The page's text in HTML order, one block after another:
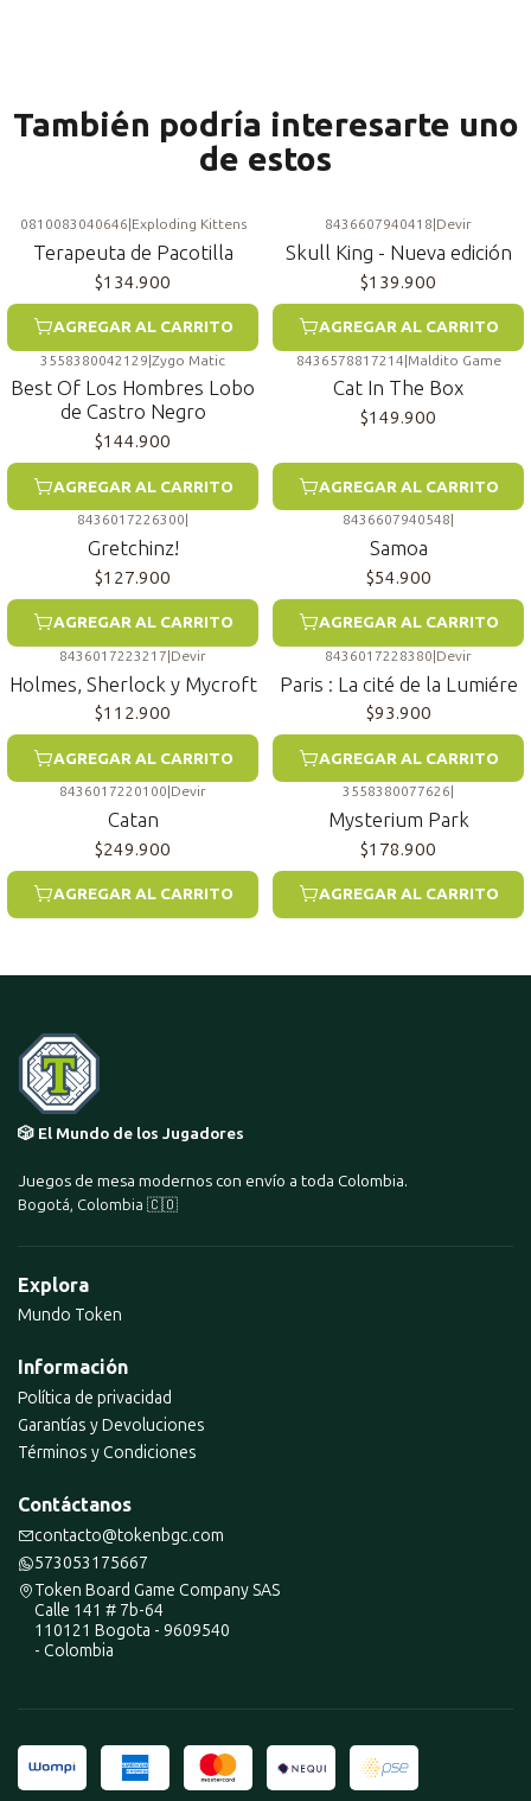
También podría interesarte uno
de estos
0810083040646 Exploding Kittens
Terapeuta de Pacotilla
$134.900
AGREGAR AL CARRITO
8436607940418 Devir
Skull King - Nueva edición
$139.900
AGREGAR AL CARRITO
3558380042129|Zygo Matic
Best Of Los Hombres Lobo
de Castro Negro
$144.900
AGREGAR AL CARRITO
8436578817214|Maldito Game
Cat In The Box
$149.900
AGREGAR AL CARRITO
8436017226300
Gretchinz!
$127.900
AGREGAR AL CARRITO
8436607940548
Samoa
$54.900
AGREGAR AL CARRITO
8436017223217|Devir
Holmes, Sherlock y Mycroft
$112.900
AGREGAR AL CARRITO
8436017228380|Devir
Paris : La cité de la Lumiére
$93.900
AGREGAR AL CARRITO
8436017220100 Devir
Catan
$249.900
AGREGAR AL CARRITO
3558380077626
Mysterium Park
$178.900
AGREGAR AL CARRITO
🎲 El Mundo de los Jugadores
Juegos de mesa modernos con envío a toda Colombia.
Bogotá, Colombia 🇨🇴
Explora
Mundo Token
Información
Política de privacidad
Garantías y Devoluciones
Términos y Condiciones
Contáctanos
contacto@tokenbgc.com
573053175667
Token Board Game Company SAS
Calle 141 # 7b-64
110121 Bogota - 9609540
- Colombia